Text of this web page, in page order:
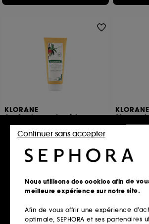
KLORANE
Après-shampoing à la
Mangue
Nutrition pour Cheveux secs
99
15,00€
/100ml
Ajouter au panier
KLORANE
3,75€
Nous utilisons des cookies afin de
meilleure expérience sur notre site.
Afin de vous offrir une expérience
optimale, SEPHORA et ses partenaires
Continuer sans accepter